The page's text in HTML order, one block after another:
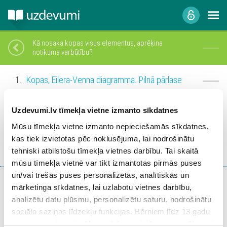
Uzdevumi.lv tīmekļa vietne izmanto sīkdatnes
Mūsu tīmekļa vietne izmanto nepieciešamās sīkdatnes,
kas tiek izvietotas pēc noklusējuma, lai nodrošinātu
tehniski atbilstošu tīmekļa vietnes darbību. Tai skaitā
mūsu tīmekļa vietnē var tikt izmantotas pirmās puses
un/vai trešās puses personalizētās, analītiskās un
mārketinga sīkdatnes, lai uzlabotu vietnes darbību,
analizētu datu plūsmu, personalizētu saturu, nodrošinātu
sociālo saziņas līdzekļu funkcijas. Bērniem līdz 13 gadu
vecumam pirms izvēles veikšanas ir jāprasa vecāka vai
Kā nosaka kopas visus elementus, aprēķina
notikuma varbūtību?
Kopas, Eilera-Venna diagramma. Pilnā pārlase
noteikšana
Varbūtība un tās lietojumi
Nosūtīt atsauksmi